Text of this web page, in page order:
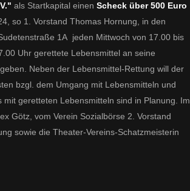
als Startkapital einen Scheck über 500 Euro
so 1. Vorstand Thomas Hornung, in den
1A jeden Mittwoch von 17.00 bis
Uhr gerettete Lebensmittel an seine
Neben der Lebensmittel-Rettung will der
bzgl. dem Umgang mit Lebensmitteln und
geretteten Lebensmitteln sind in Planung. Im
Götz, vom Verein Sozialbörse 2. Vorstand
sowie die Theater-Vereins-Schatzmeisterin